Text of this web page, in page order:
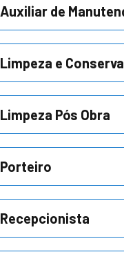
Auxiliar de
Limpeza e
Limpeza Pós Obra
Porteiro
Recepcionista